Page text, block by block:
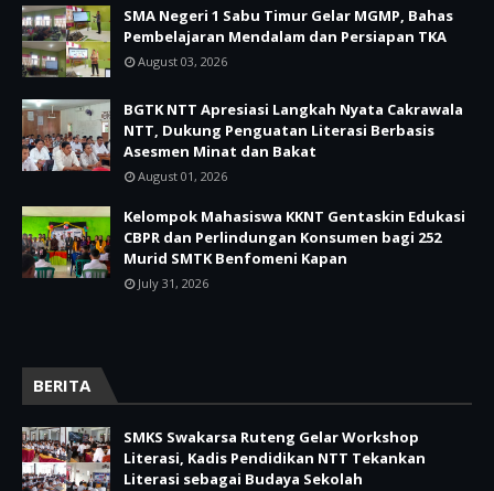
SMA Negeri 1 Sabu Timur Gelar MGMP, Bahas
Pembelajaran Mendalam dan Persiapan TKA
August 03, 2026
BGTK NTT Apresiasi Langkah Nyata Cakrawala
NTT, Dukung Penguatan Literasi Berbasis
Asesmen Minat dan Bakat
August 01, 2026
Kelompok Mahasiswa KKNT Gentaskin Edukasi
CBPR dan Perlindungan Konsumen bagi 252
Murid SMTK Benfomeni Kapan
July 31, 2026
BERITA
SMKS Swakarsa Ruteng Gelar Workshop
Literasi, Kadis Pendidikan NTT Tekankan
Literasi sebagai Budaya Sekolah